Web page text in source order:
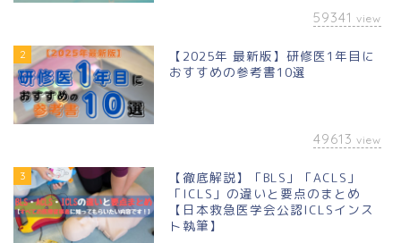
59341 view
2
【2025年 最新版】研修医1年目に
おすすめの参考書10選
49613 view
3
【徹底解説】「BLS」「ACLS」
「ICLS」の違いと要点のまとめ
【日本救急医学会公認ICLSインス
ト執筆】